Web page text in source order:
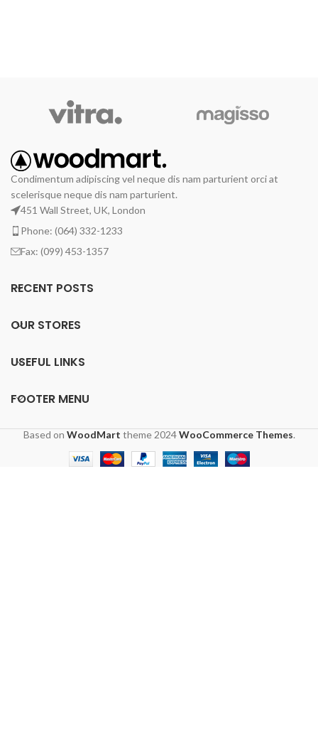
Condimentum adipiscing vel neque dis nam parturient orci at
scelerisque neque dis nam parturient.
451 Wall Street, UK, London
Phone: (064) 332-1233
Fax: (099) 453-1357
RECENT POSTS
OUR STORES
USEFUL LINKS
FOOTER MENU
Based on WoodMart theme2024WooCommerce Themes.